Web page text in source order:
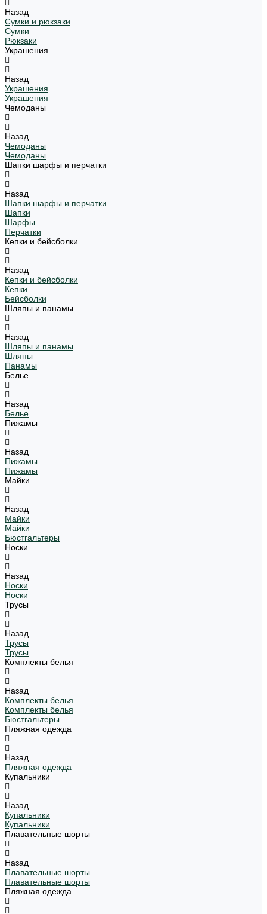
Назад
Сумки и рюкзаки
Сумки
Рюкзаки
Украшения
Назад
Украшения
Украшения
Чемоданы
Назад
Чемоданы
Чемоданы
Шапки шарфы и перчатки
Назад
Шапки шарфы и перчатки
Шапки
Шарфы
Перчатки
Кепки и бейсболки
Назад
Кепки и бейсболки
Кепки
Бейсболки
Шляпы и панамы
Назад
Шляпы и панамы
Шляпы
Панамы
Белье
Назад
Белье
Пижамы
Назад
Пижамы
Пижамы
Майки
Назад
Майки
Майки
Бюстгальтеры
Носки
Назад
Носки
Носки
Трусы
Назад
Трусы
Трусы
Комплекты белья
Назад
Комплекты белья
Комплекты белья
Бюстгальтеры
Пляжная одежда
Назад
Пляжная одежда
Купальники
Назад
Купальники
Купальники
Плавательные шорты
Назад
Плавательные шорты
Плавательные шорты
Пляжная одежда